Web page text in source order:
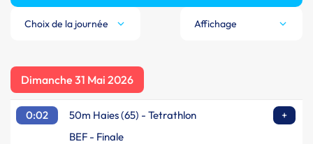
Choix de la journée Affichage
Dimanche 31 Mai 2026
0:02 50m Haies (65) - Tetrathlon
+
BEF - Finale